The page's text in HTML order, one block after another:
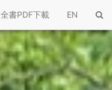
全書PDF下載 EN